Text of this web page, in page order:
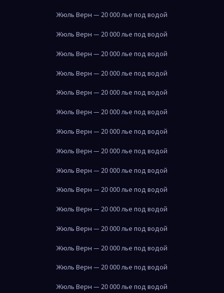
Жюль Верн — 20 000 лье под водой
Жюль Верн — 20 000 лье под водой
Жюль Верн — 20 000 лье под водой
Жюль Верн — 20 000 лье под водой
Жюль Верн — 20 000 лье под водой
Жюль Верн — 20 000 лье под водой
Жюль Верн — 20 000 лье под водой
Жюль Верн — 20 000 лье под водой
Жюль Верн — 20 000 лье под водой
Жюль Верн — 20 000 лье под водой
Жюль Верн — 20 000 лье под водой
Жюль Верн — 20 000 лье под водой
Жюль Верн — 20 000 лье под водой
Жюль Верн — 20 000 лье под водой
Жюль Верн — 20 000 лье под водой